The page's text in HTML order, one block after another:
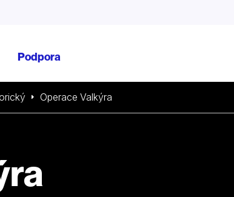
Podpora
Operace Valkýra